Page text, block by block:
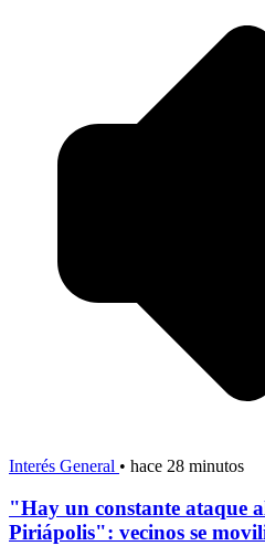
Interés General • hace 28 minutos
"Hay un constante ataque
Piriápolis": vecinos se